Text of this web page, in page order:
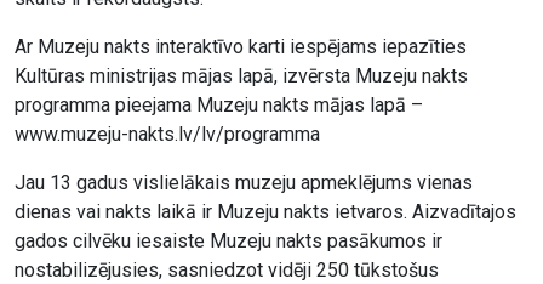
Ar Muzeju nakts interaktīvo karti iespējams iepazīties
Kultūras ministrijas mājas lapā, izvērsta Muzeju nakts
programma pieejama Muzeju nakts mājas lapā –
www.muzeju-nakts.lv/lv/programma
Jau 13 gadus vislielākais muzeju apmeklējums vienas
dienas vai nakts laikā ir Muzeju nakts ietvaros. Aizvadītajos
gados cilvēku iesaiste Muzeju nakts pasākumos ir
nostabilizējusies, sasniedzot vidēji 250 tūkstošus